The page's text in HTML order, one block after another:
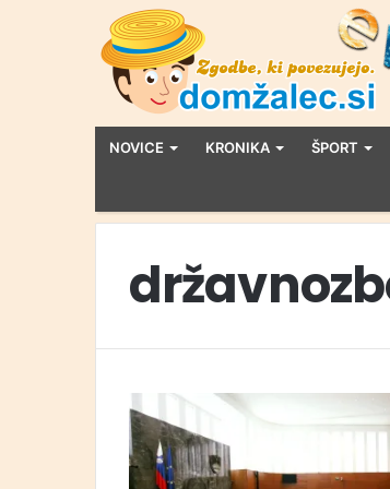
NOVICE KRONIKA ŠPORT